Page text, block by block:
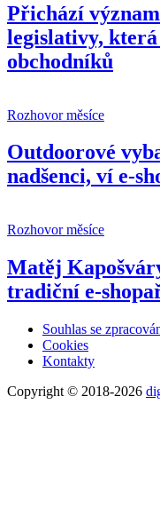
Přichází
legislativy,
obchodníků
Rozhovor měsíce
Outdoorové
nadšenci, ví e-
Rozhovor měsíce
Matěj
tradiční e-
Souhlas se
Cookies
Kontakty
Copyright © 2018-2026